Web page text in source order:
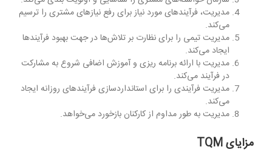
مدیریت، فرآیندهای مورد نیاز برای رفع نیازهای مشتری را ترسیم
می‌کند.
مدیریت تیمی را برای نظارت بر تلاش‌ها در جهت بهبود فرآیندها
ایجاد می‌کند.
مدیریت با ارائه برنامه ریزی و آموزش اضافی شروع به مشارکت
در فرآیند می‌کند.
مدیریت فرآیندی را برای استانداردسازی فرآیندهای روزانه ایجاد
می‌کند.
مدیریت به طور مداوم از کارکنان بازخورد می‌خواهد.
مزایایTQM